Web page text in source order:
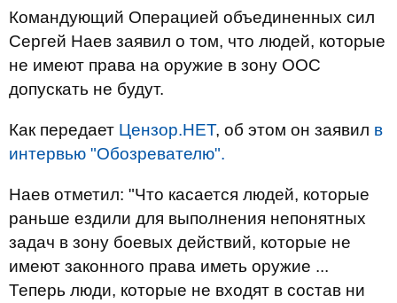
Командующий Операцией объединенных сил
Сергей Наев заявил о том, что людей, которые
не имеют права на оружие в зону ООС
допускать не будут.
Как передает Цензор.НЕТ, об этом он заявил в
интервью "Обозревателю".
Наев отметил: "Что касается людей, которые
раньше ездили для выполнения непонятных
задач в зону боевых действий, которые не
имеют законного права иметь оружие ...
Теперь люди, которые не входят в состав ни